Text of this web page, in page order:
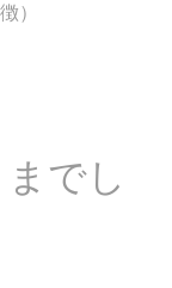
）
でし